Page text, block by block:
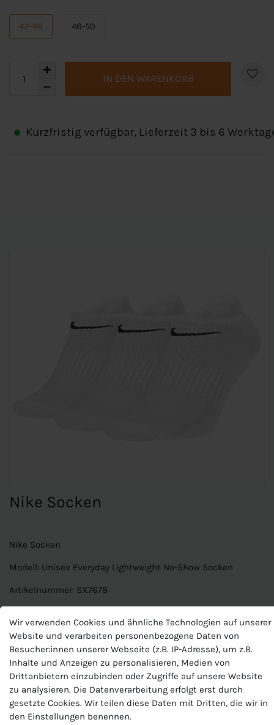
42-46 46-50
IN DEN WARENKORB
Kurzfristig verfügbar, Lieferzeit 3 bis 6
Nike Socken
Nike Socken
Modell: Unisex Everyday Lightweight No-Show Socken
Artikelnummer: SX7678
Material: 66% Baumwolle, 32% Polyester, 2% Elasthan
Merkmale: Nike Basic Socken, normale Passform, kurzes
Modell, Dri-Fit Technologie sorgt für gute
Feuchtigkeitsabfuhr
Wir verwenden Cookies und ähnliche Technologien auf unserer
Website und verarbeiten personenbezogene Daten von
Besucher:innen unserer Webseite (z.B. IP-Adresse), um z.B.
Inhalte und Anzeigen zu personalisieren, Medien von
Drittanbietern einzubinden oder Zugriffe auf unsere Website
zu analysieren. Die Datenverarbeitung erfolgt erst durch
gesetzte Cookies. Wir teilen diese Daten mit Dritten, die wir in
den Einstellungen benennen.